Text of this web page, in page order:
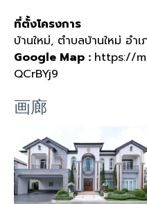
ที่ตั้งโครงการ
บ้านใหม่, ตำบลบ้านใหม่ อำ
Google Map : https://
QCrBYj9
画廊